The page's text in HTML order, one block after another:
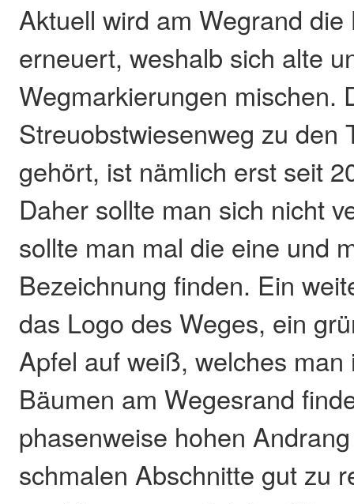
Aktuell wird am Wegrand
erneuert, weshalb sich alte
Wegmarkierungen mischen.
Streuobstwiesenweg zu den
gehört, ist nämlich erst seit
Daher sollte man sich nicht
sollte man mal die eine und
Bezeichnung finden. Ein
das Logo des Weges, ein
Apfel auf weiß, welches
Bäumen am Wegesrand
phasenweise hohen
schmalen Abschnitte gut zu